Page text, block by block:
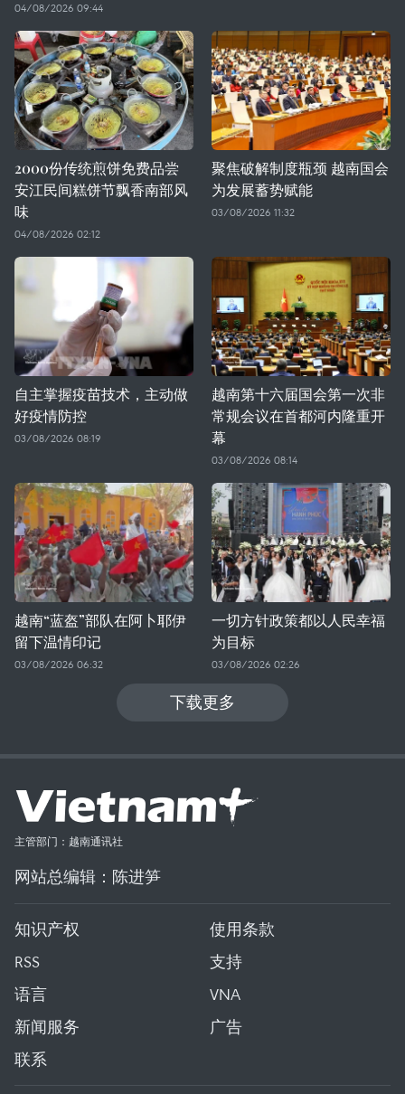
04/08/2026 09:44
2000份传统煎饼免费品尝
安江民间糕饼节飘香南部风
味
04/08/2026 02:12
聚焦破解制度瓶颈 越南国会
为发展蓄势赋能
03/08/2026 11:32
自主掌握疫苗技术，主动做
好疫情防控
03/08/2026 08:19
越南第十六届国会第一次非
常规会议在首都河内隆重开
幕
03/08/2026 08:14
越南“蓝盔”部队在阿卜耶伊
留下温情印记
03/08/2026 06:32
一切方针政策都以人民幸福
为目标
03/08/2026 02:26
下载更多
主管部门：越南通讯社
网站总编辑：陈进笋
知识产权
使用条款
RSS
支持
语言
VNA
新闻服务
广告
联系